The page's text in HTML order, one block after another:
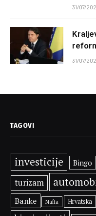
31/07/
31/07/
TAGOVI
investicije Bingo
turizam
Banke Nafta Hrvatska